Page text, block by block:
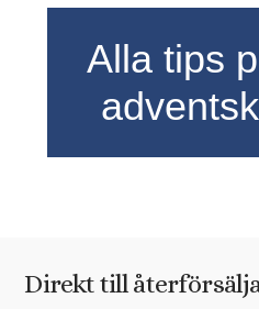
Alla tips
Direkt till